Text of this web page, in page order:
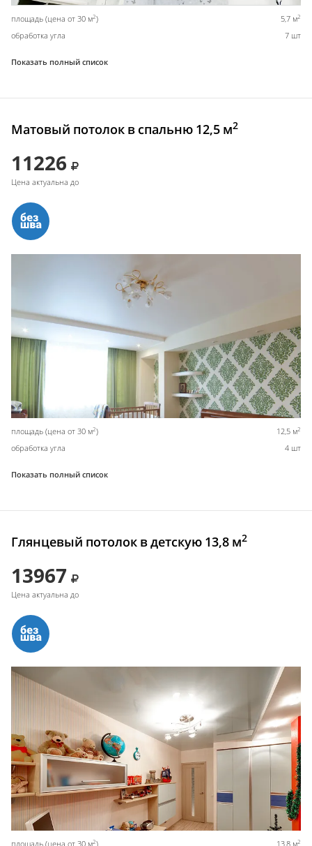
площадь (цена от 30 м2) 5,7 м2
обработка угла 7 шт
Показать полный список
Матовый потолок в спальню 12,5 м2
11226
Цена актуальна до
площадь (цена от 30 м2) 12,5 м2
обработка угла 4 шт
Показать полный список
Глянцевый потолок в детскую 13,8 м2
13967
Цена актуальна до
площадь (цена от 30 м2) 13,8 м2